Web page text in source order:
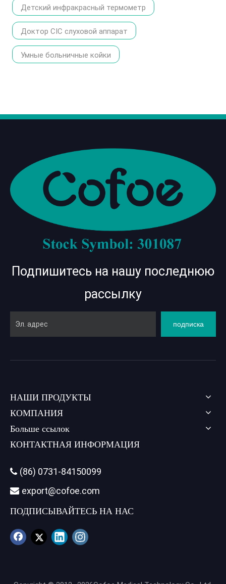
Детский инфракрасный термометр
Доктор CIC слуховой аппарат
Умные больничные койки
Подпишитесь на нашу последнюю
рассылку
подписка
НАШИ ПРОДУКТЫ
КОМПАНИЯ
Больше ссылок
КОНТАКТНАЯ ИНФОРМАЦИЯ
 (86) 0731-84150099
 export@cofoe.com
ПОДПИСЫВАЙТЕСЬ НА НАС